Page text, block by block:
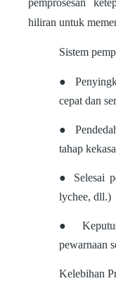
hiliran untuk
Sistem
●
cepat dan
●
tahap
● Selesai
lychee, dll.)
●
pewarnaan
Kelebihan